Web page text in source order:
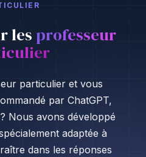
les professeur
particulier et vous
par ChatGPT,
Nous avons développé
adaptée à
dans les réponses